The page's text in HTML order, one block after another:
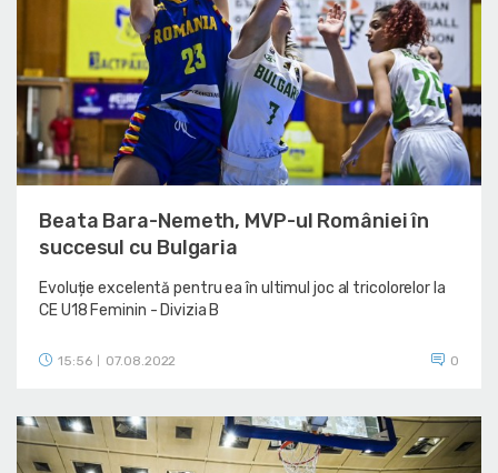
Beata Bara-Nemeth, MVP-ul României în
succesul cu Bulgaria
Evoluție excelentă pentru ea în ultimul joc al tricolorelor la
CE U18 Feminin - Divizia B
15:56 07.08.2022 0